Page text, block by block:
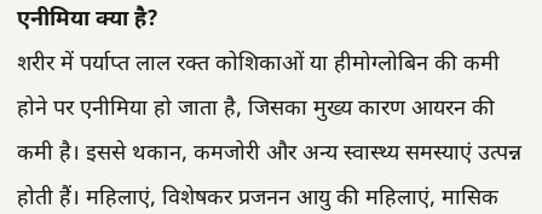
एनीमिया क्या है?
शरीर में पर्याप्त लाल रक्त कोशिकाओं या हीमोग्लोबिन की कमी
होने पर एनीमिया हो जाता है, जिसका मुख्य कारण आयरन की
कमी है। इससे थकान, कमजोरी और अन्य स्वास्थ्य समस्याएं उत्पन्न
होती हैं। महिलाएं, विशेषकर प्रजनन आयु की महिलाएं, मासिक